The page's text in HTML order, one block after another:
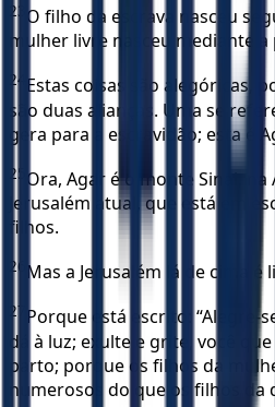
23 O filho da escrava nasceu
mulher livre nasceu mediante a
24 Estas coisas são alegóricas,
são duas alianças. Uma se
gera para a escravidão; esta é
25 Ora, Agar é o monte Sinai,
Jerusalém atual, que está em
filhos.
26 Mas a Jerusalém lá de cima é
27 Porque está escrito: “Alegre-
dá à luz; exulte e grite, você
parto; porque os filhos da
numerosos do que os filhos da